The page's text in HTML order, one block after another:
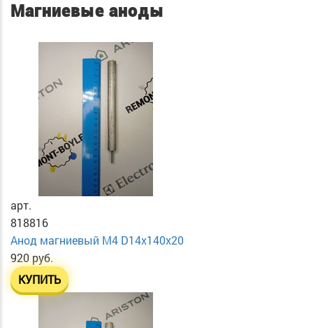
Магниевые аноды
арт.
818816
Анод магниевый М4 D14х140х20
920 руб.
КУПИТЬ